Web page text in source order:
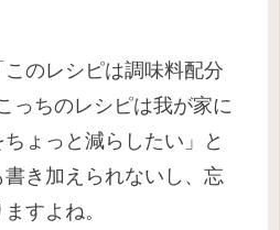
のレシピは調味料配分
っちのレシピは我が家に
ょっと減らしたい」と
き加えられないし、忘
すよね。